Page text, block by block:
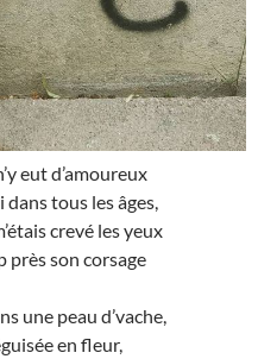
eut d’amoureux
tous les âges,
crevé les yeux
près son corsage
une peau d’vache,
en fleur,